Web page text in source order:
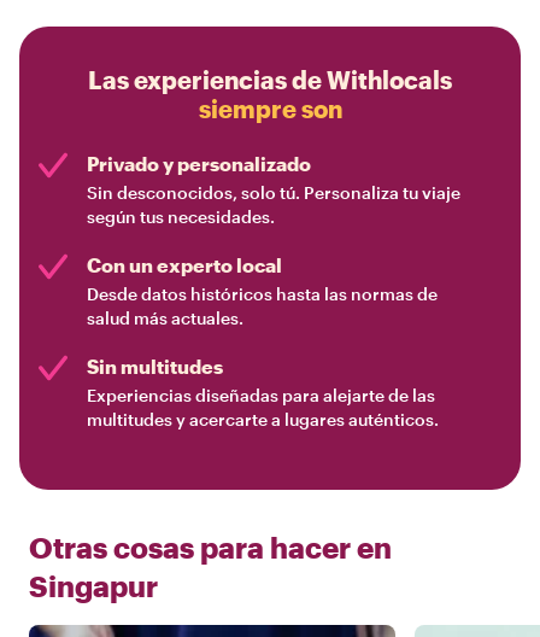
Las experiencias de Withlocals
siempre son
Privado y personalizado
Sin desconocidos, solo tú. Personaliza tu viaje
según tus necesidades.
Con un experto local
Desde datos históricos hasta las normas de
salud más actuales.
Sin multitudes
Experiencias diseñadas para alejarte de las
multitudes y acercarte a lugares auténticos.
Otras cosas para hacer en
Singapur